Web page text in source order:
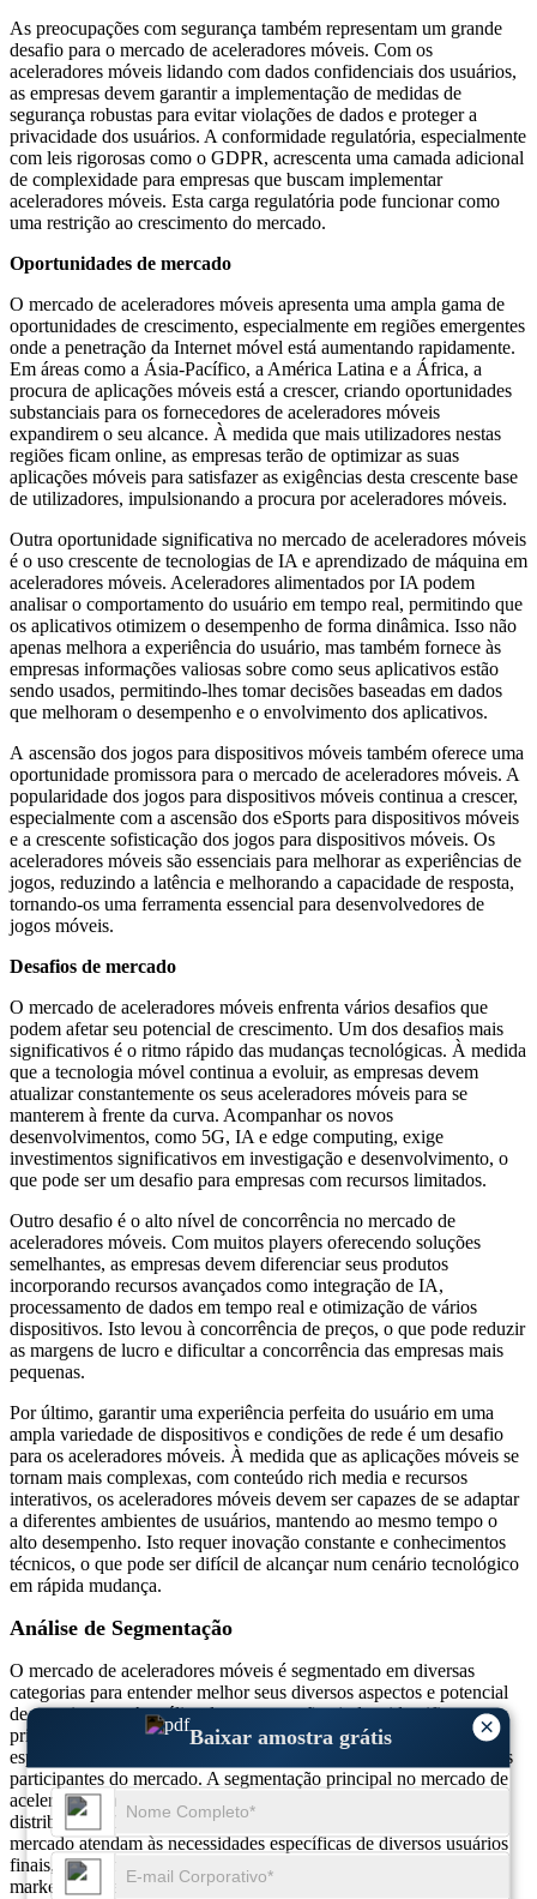
×
Baixar amostra grátis
As preocupações com segurança também representam um grande
desafio para o mercado de aceleradores móveis. Com os
aceleradores móveis lidando com dados confidenciais dos usuários,
as empresas devem garantir a implementação de medidas de
segurança robustas para evitar violações de dados e proteger a
privacidade dos usuários. A conformidade regulatória, especialmente
com leis rigorosas como o GDPR, acrescenta uma camada adicional
de complexidade para empresas que buscam implementar
aceleradores móveis. Esta carga regulatória pode funcionar como
uma restrição ao crescimento do mercado.
Oportunidades de mercado
O mercado de aceleradores móveis apresenta uma ampla gama de
oportunidades de crescimento, especialmente em regiões emergentes
onde a penetração da Internet móvel está aumentando rapidamente.
Em áreas como a Ásia-Pacífico, a América Latina e a África, a
procura de aplicações móveis está a crescer, criando oportunidades
substanciais para os fornecedores de aceleradores móveis
expandirem o seu alcance. À medida que mais utilizadores nestas
regiões ficam online, as empresas terão de optimizar as suas
aplicações móveis para satisfazer as exigências desta crescente base
de utilizadores, impulsionando a procura por aceleradores móveis.
Outra oportunidade significativa no mercado de aceleradores móveis
é o uso crescente de tecnologias de IA e aprendizado de máquina em
aceleradores móveis. Aceleradores alimentados por IA podem
analisar o comportamento do usuário em tempo real, permitindo que
os aplicativos otimizem o desempenho de forma dinâmica. Isso não
apenas melhora a experiência do usuário, mas também fornece às
empresas informações valiosas sobre como seus aplicativos estão
sendo usados, permitindo-lhes tomar decisões baseadas em dados
que melhoram o desempenho e o envolvimento dos aplicativos.
A ascensão dos jogos para dispositivos móveis também oferece uma
oportunidade promissora para o mercado de aceleradores móveis. A
popularidade dos jogos para dispositivos móveis continua a crescer,
especialmente com a ascensão dos eSports para dispositivos móveis
e a crescente sofisticação dos jogos para dispositivos móveis. Os
aceleradores móveis são essenciais para melhorar as experiências de
jogos, reduzindo a latência e melhorando a capacidade de resposta,
tornando-os uma ferramenta essencial para desenvolvedores de
jogos móveis.
Desafios de mercado
O mercado de aceleradores móveis enfrenta vários desafios que
podem afetar seu potencial de crescimento. Um dos desafios mais
significativos é o ritmo rápido das mudanças tecnológicas. À medida
que a tecnologia móvel continua a evoluir, as empresas devem
atualizar constantemente os seus aceleradores móveis para se
manterem à frente da curva. Acompanhar os novos
desenvolvimentos, como 5G, IA e edge computing, exige
investimentos significativos em investigação e desenvolvimento, o
que pode ser um desafio para empresas com recursos limitados.
Outro desafio é o alto nível de concorrência no mercado de
aceleradores móveis. Com muitos players oferecendo soluções
semelhantes, as empresas devem diferenciar seus produtos
incorporando recursos avançados como integração de IA,
processamento de dados em tempo real e otimização de vários
dispositivos. Isto levou à concorrência de preços, o que pode reduzir
as margens de lucro e dificultar a concorrência das empresas mais
pequenas.
Por último, garantir uma experiência perfeita do usuário em uma
ampla variedade de dispositivos e condições de rede é um desafio
para os aceleradores móveis. À medida que as aplicações móveis se
tornam mais complexas, com conteúdo rich media e recursos
interativos, os aceleradores móveis devem ser capazes de se adaptar
a diferentes ambientes de usuários, mantendo ao mesmo tempo o
alto desempenho. Isto requer inovação constante e conhecimentos
técnicos, o que pode ser difícil de alcançar num cenário tecnológico
em rápida mudança.
Análise de Segmentação
O mercado de aceleradores móveis é segmentado em diversas
categorias para entender melhor seus diversos aspectos e potencial
de crescimento. A análise de segmentação ajuda a identificar as
principais tendências, oportunidades de crescimento e desafios
específicos de cada segmento, fornecendo insights valiosos para os
participantes do mercado. A segmentação principal no mercado de
aceleradores móveis é baseada em tipo, aplicativo e canal de
distribuição. Essa segmentação permite que os participantes do
mercado atendam às necessidades específicas de diversos usuários
finais, garantindo o desenvolvimento de produtos e estratégias de
marketing direcionadas.